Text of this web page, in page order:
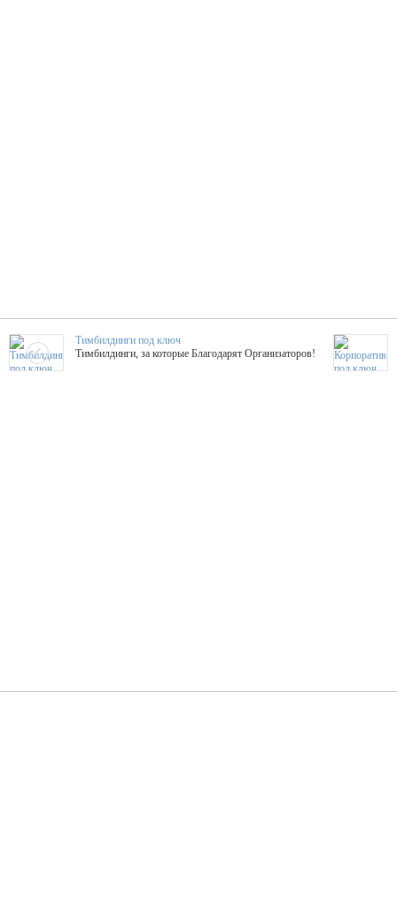
Тимбилдинги под ключ
Тимбилдинги, за которые Благодарят Организаторов!